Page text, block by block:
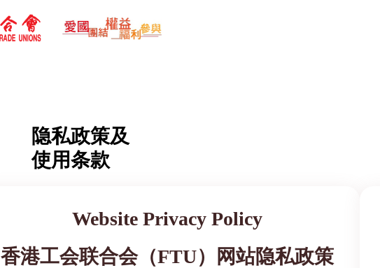
隐私政策及
使用条款
Website Privacy Policy
香港工会联合会（FTU）网站隐私政策